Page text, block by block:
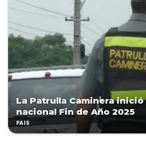
La Patrulla Caminera
nacional Fin de Año 2025
PAÍS